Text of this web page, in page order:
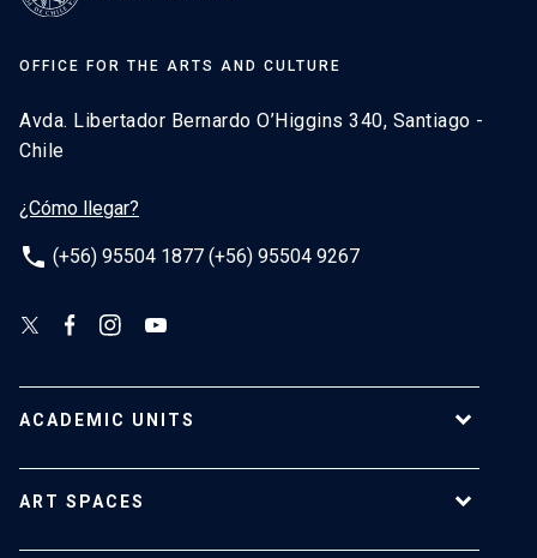
OFFICE FOR THE ARTS AND CULTURE
Avda. Libertador Bernardo O’Higgins 340, Santiago -
Chile
¿Cómo llegar?
phone (+56) 95504 1877 (+56) 95504 9267
ACADEMIC UNITS
School of Design
ART SPACES